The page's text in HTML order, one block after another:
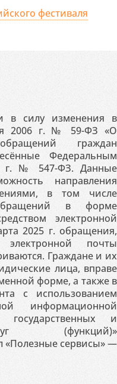
фестиваля
в силу изменения в
2006 г. № 59-ФЗ «О
граждан
Федеральным
г. № 547-ФЗ. Данные
направления
в том числе
в форме
электронной
2025 г. обращения,
почты
Граждане и их
лица, вправе
форме, а также в
с использованием
информационной
и
(функций)»
«Полезные сервисы» —